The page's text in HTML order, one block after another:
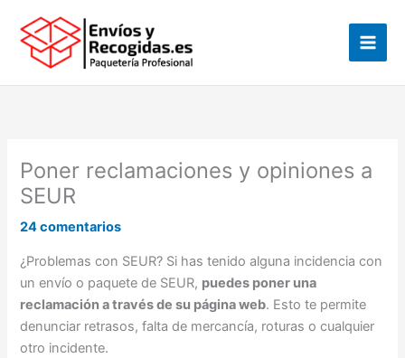
contenido
Poner reclamaciones y opiniones a
SEUR
24 comentarios
¿Problemas con SEUR? Si has tenido alguna incidencia con
un envío o paquete de SEUR, puedes poner una
reclamación a través de su página web. Esto te permite
denunciar retrasos, falta de mercancía, roturas o cualquier
otro incidente.